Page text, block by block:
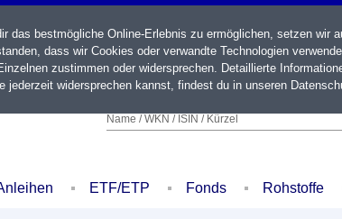
Name / WKN / ISIN / Kürzel
ETF/ETP Fonds Rohstoffe
das bestmögliche Online-Erlebnis zu ermöglichen, setzen wir
dass wir Cookies oder verwandte Technologien
zustimmen oder widersprechen. Detaillierte
jederzeit widersprechen kannst, findest du in unseren